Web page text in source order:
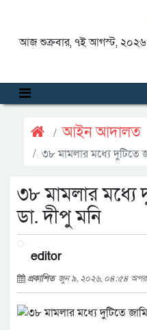
আজ শুক্রবার, ৭ই আগস্ট, ২০২৬
আইন আদালত
৩৮ মামলার মধ্যে দুটিতে
৩৮ মামলার মধ্যে
ডা. দীপু মনি
editor
প্রকাশিত জুন ৯, ২০২৬, ০৪:৫৪